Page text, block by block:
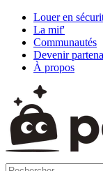
Louer en
La mif'
Communautés
Devenir
À propos